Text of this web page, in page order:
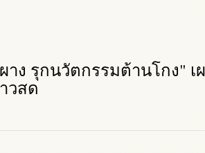
าง รุกนวัตกรรมต้านโกง"
วสด